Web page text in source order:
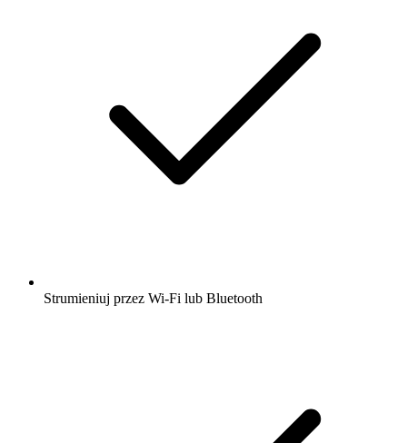
Strumieniuj przez Wi-Fi lub Bluetooth